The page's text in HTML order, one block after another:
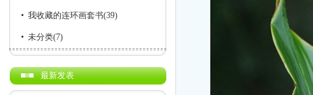
• 我收藏的连环画套书(39)
• 未分类(7)
最新发表